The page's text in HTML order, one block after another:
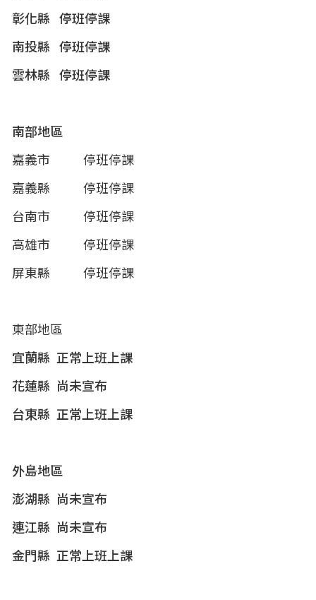
彰化縣
停班停課
南投縣
停班停課
雲林縣
停班停課
南部地區
嘉義市
停班停課
嘉義縣
停班停課
台南市
停班停課
高雄市
停班停課
屏東縣
停班停課
東部地區
宜蘭縣 正常上班上課
花蓮縣 尚未宣布
台東縣 正常上班上課
外島地區
澎湖縣 尚未宣布
連江縣 尚未宣布
金門縣 正常上班上課